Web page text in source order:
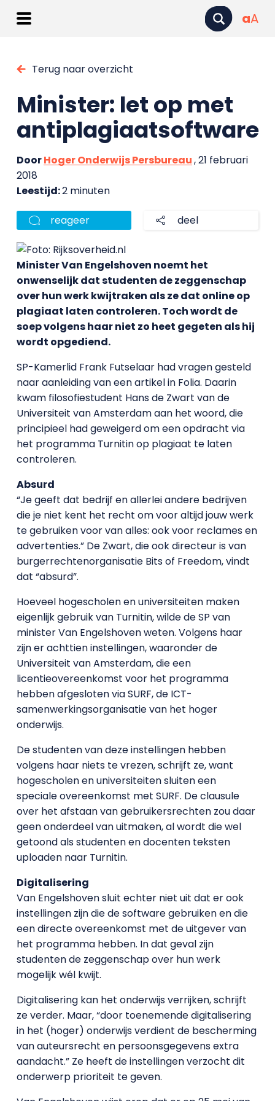
aA
Terug naar overzicht
Minister: let op met
antiplagiaatsoftware
DoorHoger Onderwijs Persbureau, 21 februari
2018
Leestijd:2 minuten
reageer deel
Minister Van Engelshoven noemt het
onwenselijk dat studenten de zeggenschap
over hun werk kwijtraken als ze dat online op
plagiaat laten controleren. Toch wordt de
soep volgens haar niet zo heet gegeten als hij
wordt opgediend.
SP-Kamerlid Frank Futselaar had vragen gesteld
naar aanleiding van een artikel in Folia. Daarin
kwam filosofiestudent Hans de Zwart van de
Universiteit van Amsterdam aan het woord, die
principieel had geweigerd om een opdracht via
het programma Turnitin op plagiaat te laten
controleren.
Absurd
“Je geeft dat bedrijf en allerlei andere bedrijven
die je niet kent het recht om voor altijd jouw werk
te gebruiken voor van alles: ook voor reclames en
advertenties.” De Zwart, die ook directeur is van
burgerrechtenorganisatie Bits of Freedom, vindt
dat “absurd”.
Hoeveel hogescholen en universiteiten maken
eigenlijk gebruik van Turnitin, wilde de SP van
minister Van Engelshoven weten. Volgens haar
zijn er achttien instellingen, waaronder de
Universiteit van Amsterdam, die een
licentieovereenkomst voor het programma
hebben afgesloten via SURF, de ICT-
samenwerkingsorganisatie van het hoger
onderwijs.
De studenten van deze instellingen hebben
volgens haar niets te vrezen, schrijft ze, want
hogescholen en universiteiten sluiten een
speciale overeenkomst met SURF. De clausule
over het afstaan van gebruikersrechten zou daar
geen onderdeel van uitmaken, al wordt die wel
getoond als studenten en docenten teksten
uploaden naar Turnitin.
Digitalisering
Van Engelshoven sluit echter niet uit dat er ook
instellingen zijn die de software gebruiken en die
een directe overeenkomst met de uitgever van
het programma hebben. In dat geval zijn
studenten de zeggenschap over hun werk
mogelijk wél kwijt.
Digitalisering kan het onderwijs verrijken, schrijft
ze verder. Maar, “door toenemende digitalisering
in het (hoger) onderwijs verdient de bescherming
van auteursrecht en persoonsgegevens extra
aandacht.” Ze heeft de instellingen verzocht dit
onderwerp prioriteit te geven.